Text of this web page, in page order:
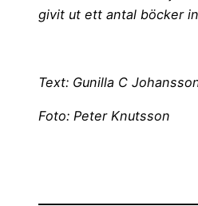
givit ut ett antal böcker
Text: Gunilla C
Foto: Peter Knutsson